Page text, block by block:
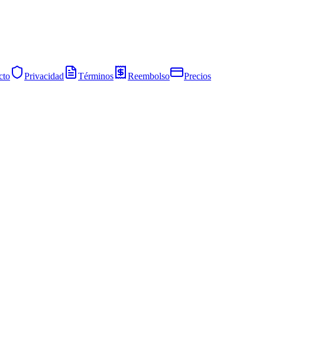
Privacidad Términos Reembolso
Precios